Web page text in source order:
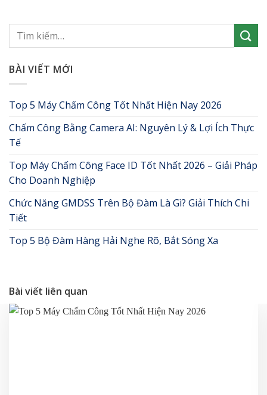
BÀI VIẾT MỚI
Top 5 Máy Chấm Công Tốt Nhất Hiện Nay 2026
Chấm Công Bằng Camera AI: Nguyên Lý & Lợi Ích Thực
Tế
Top Máy Chấm Công Face ID Tốt Nhất 2026 – Giải Pháp
Cho Doanh Nghiệp
Chức Năng GMDSS Trên Bộ Đàm Là Gì? Giải Thích Chi
Tiết
Top 5 Bộ Đàm Hàng Hải Nghe Rõ, Bắt Sóng Xa
Bài viết liên quan